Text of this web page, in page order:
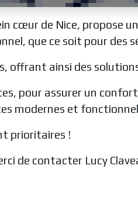
cœur de Nice, propose
que ce soit pour des
offrant ainsi des
pour assurer un
modernes et
prioritaires !
de contacter Lucy